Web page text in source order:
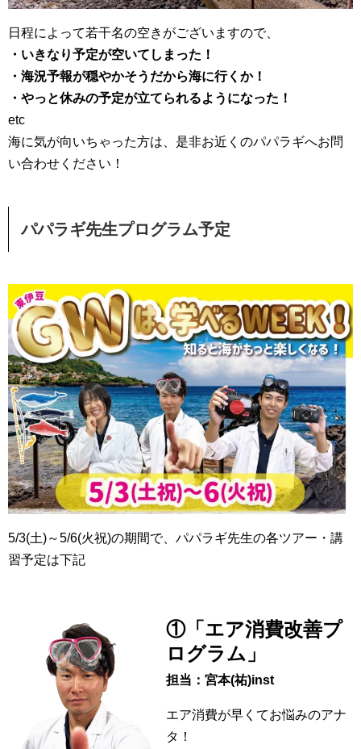
日程によって若干名の空きがございますので、
・いきなり予定が空いてしまった！
・海況予報が穏やかそうだから海に行くか！
・やっと休みの予定が立てられるようになった！
etc
海に気が向いちゃった方は、是非お近くのパパラギへお問
い合わせください！
パパラギ先生プログラム予定
5/3(土)～5/6(火祝)の期間で、パパラギ先生の各ツアー・講
習予定は下記
①「エア消費改善プ
ログラム」
担当：宮本(祐)inst
エア消費が早くてお悩みのアナ
タ！